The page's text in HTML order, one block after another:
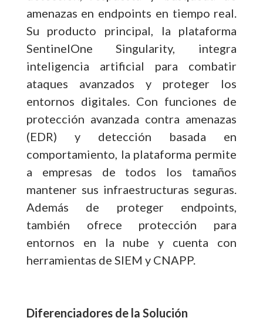
amenazas en endpoints en tiempo real.
Su producto principal, la plataforma
SentinelOne Singularity, integra
inteligencia artificial para combatir
ataques avanzados y proteger los
entornos digitales. Con funciones de
protección avanzada contra amenazas
(EDR) y detección basada en
comportamiento, la plataforma permite
a empresas de todos los tamaños
mantener sus infraestructuras seguras.
Además de proteger endpoints,
también ofrece protección para
entornos en la nube y cuenta con
herramientas de SIEM y CNAPP.
Diferenciadores de la Solución